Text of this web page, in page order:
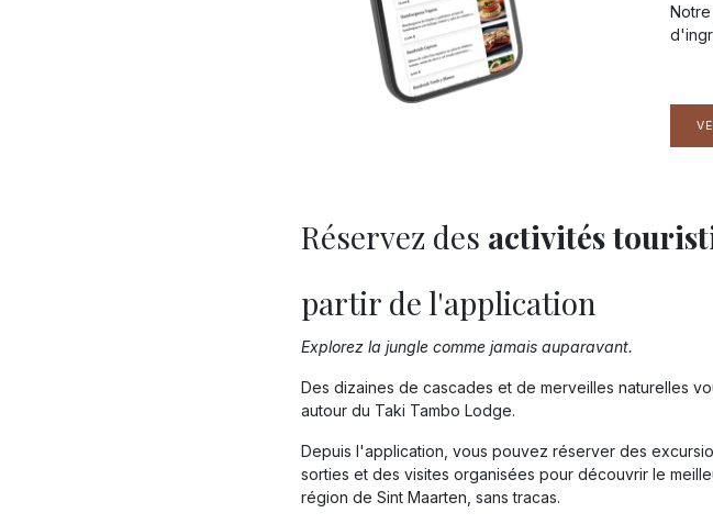
Réservez des activités
partir de l'application
Explorez la jungle comme jamais auparavant.
Des dizaines de cascades et de merveilles naturelles
autour du Taki Tambo Lodge.
Depuis l'application, vous pouvez réserver des
sorties et des visites organisées pour découvrir le
région de Sint Maarten, sans tracas.